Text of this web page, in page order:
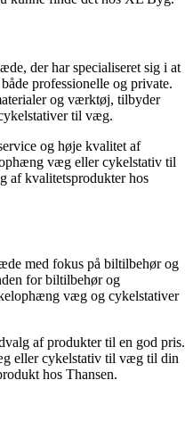
der har specialiseret sig i at
professionelle og private.
og værktøj, tilbyder
til væg.
og høje kvalitet af
væg eller cykelstativ til
af kvalitetsprodukter hos
med fokus på biltilbehør og
for biltilbehør og
væg og cykelstativer
af produkter til en god pris.
eller cykelstativ til væg til din
hos Thansen.